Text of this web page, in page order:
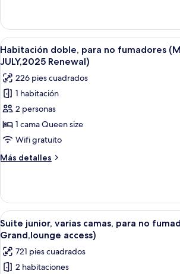
edificio
contiguo
cuádruple,
para
no
fumadores,
edificio
contiguo
Abrir
todas
las
fotos
de
Habitación
doble,
para
no
fumadores
Building,
JULY,2025
Renewal)
Una
4
Habitación doble, para no fumadores
JULY,2025 Renewal)
226 pies cuadrados
1 habitación
2 personas
1 cama Queen size
Wifi gratuito
Más detalles
Más
doble,
para
no
fumadores
Building,
JULY,2025
Abrir
todas
las
fotos
de
Edredón,
7
Suite junior, varias camas, para no
Grand,lounge access)
721 pies cuadrados
2 habitaciones